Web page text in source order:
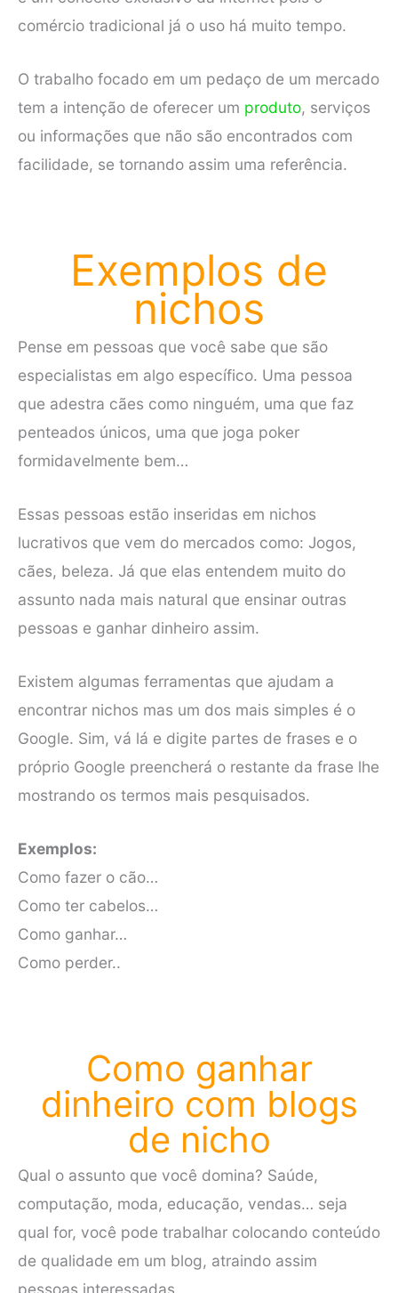
comércio tradicional já o uso há muito tempo.
O trabalho focado em um pedaço de um mercado
tem a intenção de oferecer um produto, serviços
ou informações que não são encontrados com
facilidade, se tornando assim uma referência.
Exemplos de
nichos
Pense em pessoas que você sabe que são
especialistas em algo específico. Uma pessoa
que adestra cães como ninguém, uma que faz
penteados únicos, uma que joga poker
formidavelmente bem…
Essas pessoas estão inseridas em nichos
lucrativos que vem do mercados como: Jogos,
cães, beleza. Já que elas entendem muito do
assunto nada mais natural que ensinar outras
pessoas e ganhar dinheiro assim.
Existem algumas ferramentas que ajudam a
encontrar nichos mas um dos mais simples é o
Google. Sim, vá lá e digite partes de frases e o
próprio Google preencherá o restante da frase lhe
mostrando os termos mais pesquisados.
Exemplos:
Como fazer o cão…
Como ter cabelos…
Como ganhar…
Como perder..
Como ganhar
dinheiro com blogs
de nicho
Qual o assunto que você domina? Saúde,
computação, moda, educação, vendas… seja
qual for, você pode trabalhar colocando conteúdo
de qualidade em um blog, atraindo assim
pessoas interessadas.